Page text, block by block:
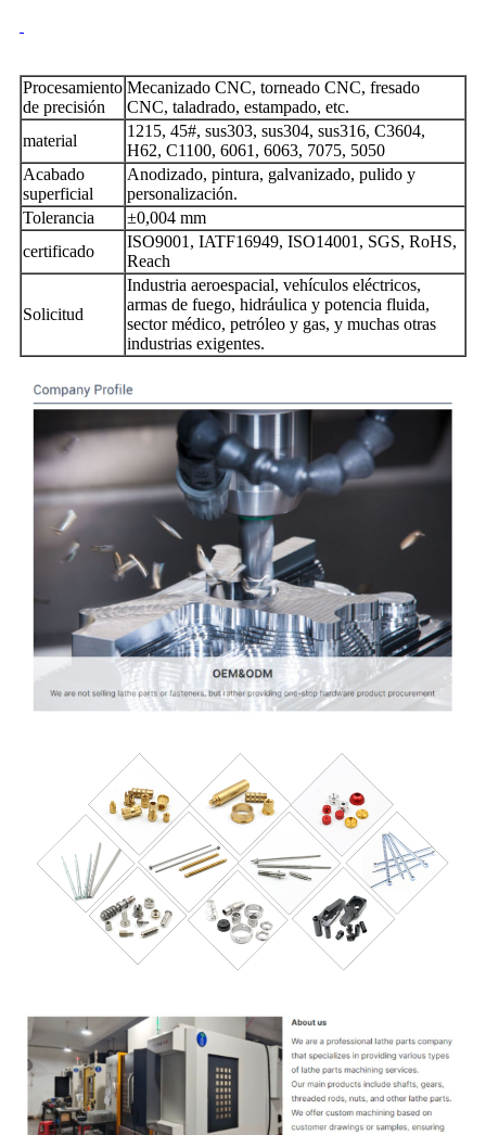
Procesamiento
de precisión
Mecanizado CNC, torneado CNC, fresado
CNC, taladrado, estampado, etc.
material
1215, 45#, sus303, sus304, sus316, C3604,
H62, C1100, 6061, 6063, 7075, 5050
Acabado
superficial
Anodizado, pintura, galvanizado, pulido y
personalización.
Tolerancia
±0,004 mm
certificado
ISO9001, IATF16949, ISO14001, SGS, RoHS,
Reach
Solicitud
Industria aeroespacial, vehículos eléctricos,
armas de fuego, hidráulica y potencia fluida,
sector médico, petróleo y gas, y muchas otras
industrias exigentes.